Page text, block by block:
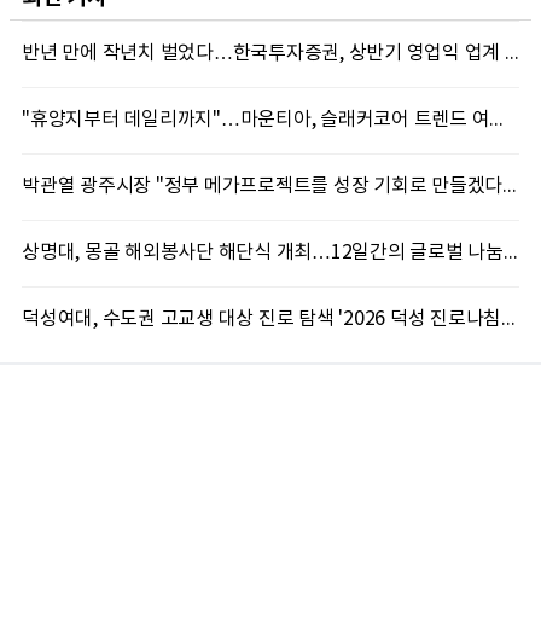
반년 만에 작년치 벌었다…한국투자증권, 상반기 영업익 업계 첫 2조 돌파
"휴양지부터 데일리까지"…마운티아, 슬래커코어 트렌드 여름 신제품 선봬
박관열 광주시장 "정부 메가프로젝트를 성장 기회로 만들겠다"…첫 시정토론회 개최
상명대, 몽골 해외봉사단 해단식 개최…12일간의 글로벌 나눔 성료
덕성여대, 수도권 고교생 대상 진로 탐색 '2026 덕성 진로나침판' 개최